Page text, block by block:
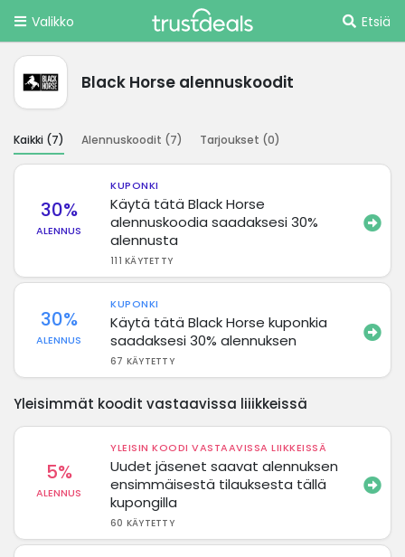
Valikko Etsiä
Black Horse alennuskoodit
Kaikki (7) Alennuskoodit (7) Tarjoukset (0)
30%
ALENNUS
KUPONKI
Käytä tätä Black Horse
alennuskoodia saadaksesi 30%
alennusta
111 KÄYTETTY
30%
ALENNUS
KUPONKI
Käytä tätä Black Horse kuponkia
saadaksesi 30% alennuksen
67 KÄYTETTY
Yleisimmät koodit vastaavissa liiikkeissä
5%
ALENNUS
YLEISIN KOODI VASTAAVISSA LIIKKEISSÄ
Uudet jäsenet saavat alennuksen
ensimmäisestä tilauksesta tällä
kupongilla
60 KÄYTETTY